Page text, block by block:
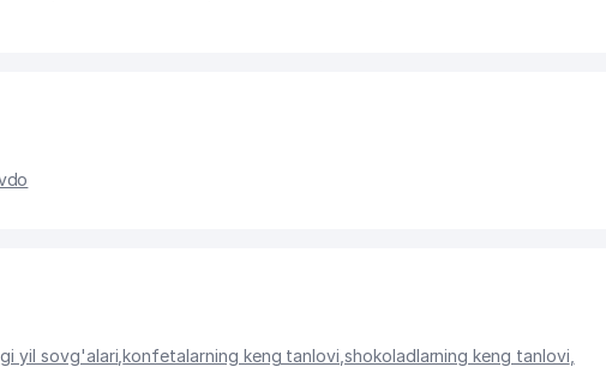
yil sovg'alari ,konfetalarning keng tanlovi ,shokoladlarning keng tanlovi